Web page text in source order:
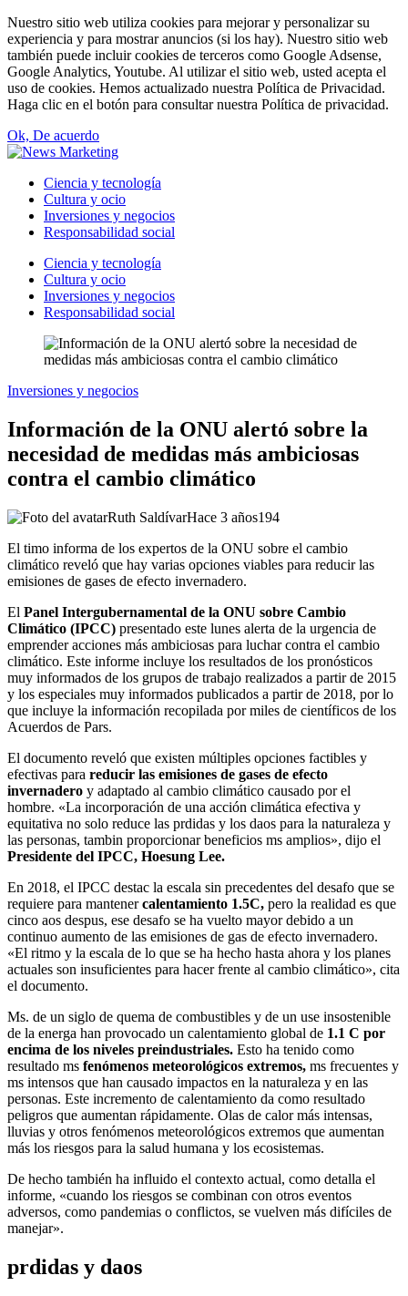
Nuestro sitio web utiliza cookies para mejorar y personalizar su
experiencia y para mostrar anuncios (si los hay). Nuestro sitio web
también puede incluir cookies de terceros como Google Adsense,
Google Analytics, Youtube. Al utilizar el sitio web, usted acepta el
uso de cookies. Hemos actualizado nuestra Política de Privacidad.
Haga clic en el botón para consultar nuestra Política de privacidad.
Ok, De acuerdo
Ciencia y tecnología
Cultura y ocio
Inversiones y negocios
Responsabilidad social
Ciencia y tecnología
Cultura y ocio
Inversiones y negocios
Responsabilidad social
Inversiones y negocios
Información de la ONU alertó sobre la
necesidad de medidas más ambiciosas
contra el cambio climático
Ruth SaldívarHace 3 años194
El timo informa de los expertos de la ONU sobre el cambio
climático reveló que hay varias opciones viables para reducir las
emisiones de gases de efecto invernadero.
El Panel Intergubernamental de la ONU sobre Cambio
Climático (IPCC) presentado este lunes alerta de la urgencia de
emprender acciones más ambiciosas para luchar contra el cambio
climático. Este informe incluye los resultados de los pronósticos
muy informados de los grupos de trabajo realizados a partir de 2015
y los especiales muy informados publicados a partir de 2018, por lo
que incluye la información recopilada por miles de científicos de los
Acuerdos de Pars.
El documento reveló que existen múltiples opciones factibles y
efectivas para reducir las emisiones de gases de efecto
invernadero y adaptado al cambio climático causado por el
hombre. «La incorporación de una acción climática efectiva y
equitativa no solo reduce las prdidas y los daos para la naturaleza y
las personas, tambin proporcionar beneficios ms amplios», dijo el
Presidente del IPCC, Hoesung Lee.
En 2018, el IPCC destac la escala sin precedentes del desafo que se
requiere para mantenercalentamiento 1.5C, pero la realidad es que
cinco aos despus, ese desafo se ha vuelto mayor debido a un
continuo aumento de las emisiones de gas de efecto invernadero.
«El ritmo y la escala de lo que se ha hecho hasta ahora y los planes
actuales son insuficientes para hacer frente al cambio climático», cita
el documento.
Ms. de un siglo de quema de combustibles y de un use insostenible
de la energa han provocado un calentamiento global de 1.1 C por
encima de los niveles preindustriales. Esto ha tenido como
resultado ms fenómenos meteorológicos extremos, ms frecuentes y
ms intensos que han causado impactos en la naturaleza y en las
personas. Este incremento de calentamiento da como resultado
peligros que aumentan rápidamente. Olas de calor más intensas,
lluvias y otros fenómenos meteorológicos extremos que aumentan
más los riesgos para la salud humana y los ecosistemas.
De hecho también ha influido el contexto actual, como detalla el
informe, «cuando los riesgos se combinan con otros eventos
adversos, como pandemias o conflictos, se vuelven más difíciles de
manejar».
prdidas y daos